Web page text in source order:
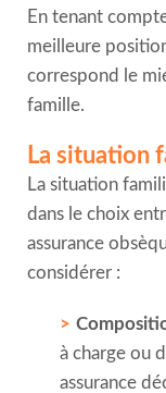
En tenant
meilleure
correspond le
famille.
La situation
La situation
dans le choix
assurance
considérer :
à charge ou
assurance